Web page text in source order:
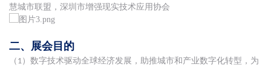
慧城市联盟，深圳市增强现实技术应用协会
二、展会目的
（ 1）数字技术驱动全球经济发展，助推城市和产业数字化转型，为